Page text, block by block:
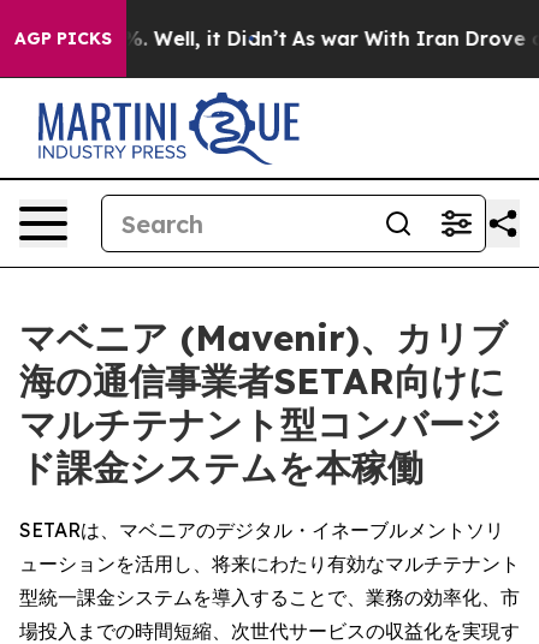
AGP PICKS
40%. Well, it Didn’t As war With Iran Drove oil
マベニア (Mavenir)、カリブ
海の通信事業者SETAR向けに
マルチテナント型コンバージ
ド課金システムを本稼働
SETARは、マベニアのデジタル・イネーブルメントソリ
ューションを活用し、将来にわたり有効なマルチテナント
型統一課金システムを導入することで、業務の効率化、市
場投入までの時間短縮、次世代サービスの収益化を実現す